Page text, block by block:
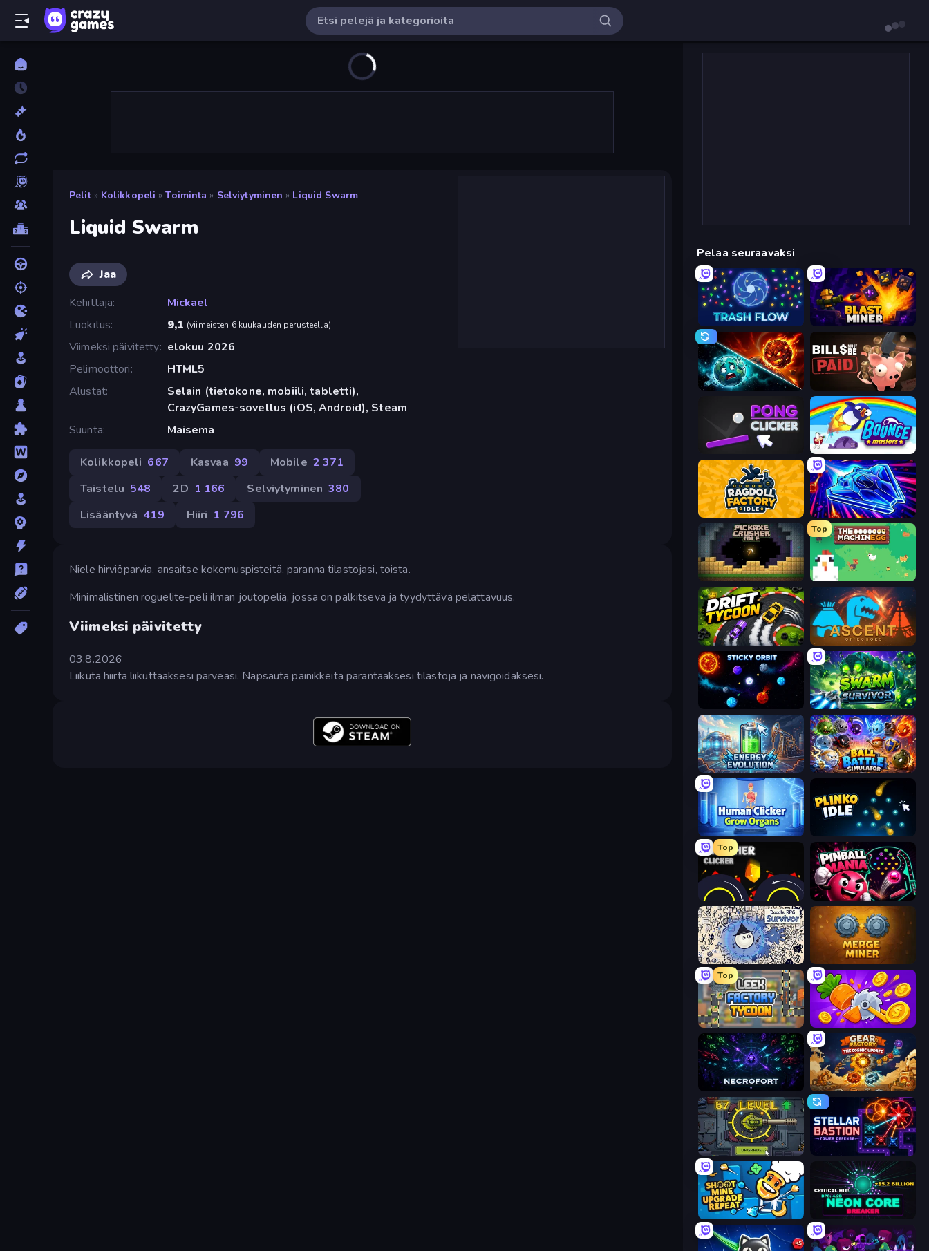
Pelit » Kolikkopeli » Toiminta » Selviytyminen » Liquid Swarm
Liquid Swarm
Jaa
Kehittäjä
Mickael
Luokitus
9,1 (viimeisten 6 kuukauden perusteella)
Viimeksi päivitetty elokuu 2026
Pelimoottori
HTML5
Alustat
Selain (tietokone, mobiili, tabletti),
CrazyGames-sovellus (iOS, Android), Steam
Suunta
Maisema
Kolikkopeli 667 Kasvaa 99 Mobile 2 371
Taistelu 548 2D 1 166 Selviytyminen 380
Lisääntyvä 419 Hiiri 1 796
Niele hirviöparvia, ansaitse kokemuspisteitä, paranna tilastojasi, toista.
Minimalistinen roguelite-peli ilman joutopeliä, jossa on palkitseva ja tyydyttävä pelattavuus.
Viimeksi päivitetty
03.8.2026
Liikuta hiirtä liikuttaaksesi parveasi. Napsauta painikkeita parantaaksesi tilastoja ja navigoidaksesi.
Pelaa seuraavaksi
Trash Flow Blast Miner
PlanetCrush 2 Bills Must Be Paid
Pong Clicker Bouncemasters
Ragdoll Factory Idle Stellar Swarm
Pickaxe Crusher Idle
Top
The MachinEGG
Drift Tycoon Ascent of Echoes
Sticky Orbit Swarm Survivor
Energy Evolution Ball Battle Simulator
Human Clicker: Grow Organs Plinko Idle
Top
Crusher Clicker Pinball Mania
Doodle RPG Survivor Merge Miner
Top
Leek Factory Tycoon Farm Ring Idle
Necrofort Gear Factory
Tank Evolution Stellar Bastion
Shoot Mine Upgrade Repeat Neon Core Breaker